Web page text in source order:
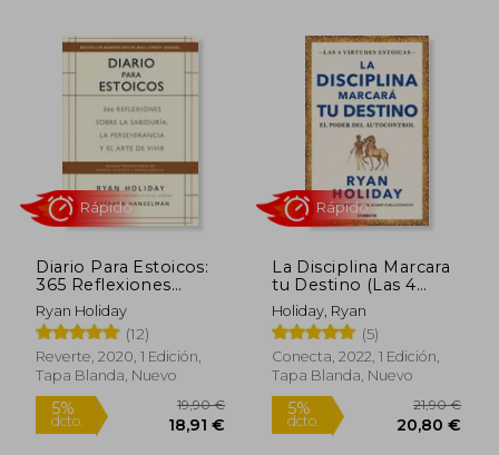
5%
Diario Para Estoicos:
365 Reflexiones
Sobre la Sabiduria, la
Perseverancia y el
Arte de Vivir
Ryan Holiday
(12)
Reverte, 2020, 1 Edición,
Tapa Blanda, Nuevo
La Disciplina Marcara
tu Destino (Las 4
Virtudes Estoicas 2)
Holiday, Ryan
(5)
Conecta, 2022, 1 Edición,
Tapa Blanda, Nuevo